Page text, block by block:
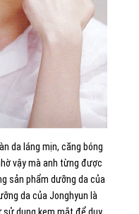
da láng mịn, căng bóng
vậy mà anh từng được
sản phẩm dưỡng da của
da của Jonghyun là